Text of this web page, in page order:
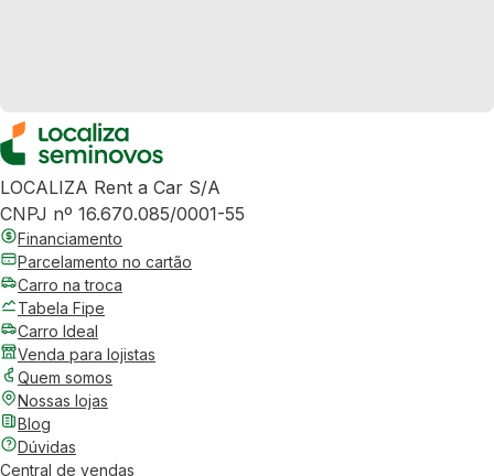
LOCALIZA Rent a Car S/A
CNPJ nº 16.670.085/0001-55
Financiamento
Parcelamento no cartão
Carro na troca
Tabela Fipe
Carro Ideal
Venda para lojistas
Quem somos
Nossas lojas
Blog
Dúvidas
Central de vendas